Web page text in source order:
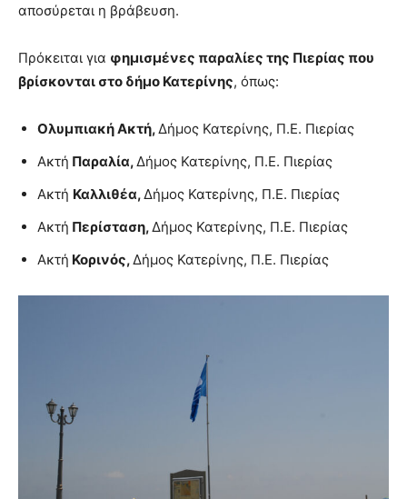
αποσύρεται η βράβευση.
Πρόκειται για φημισμένες παραλίες της Πιερίας που
βρίσκονται στο δήμο Κατερίνης, όπως:
Ολυμπιακή Ακτή,Δήμος Κατερίνης, Π.Ε. Πιερίας
Ακτή Παραλία,Δήμος Κατερίνης, Π.Ε. Πιερίας
Ακτή Καλλιθέα,Δήμος Κατερίνης, Π.Ε. Πιερίας
Ακτή Περίσταση,Δήμος Κατερίνης, Π.Ε. Πιερίας
Ακτή Κορινός,Δήμος Κατερίνης, Π.Ε. Πιερίας